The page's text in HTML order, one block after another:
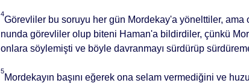
4
Görevliler bu soruyu her gün Mordekay'a yöneltti­ler, ama
nunda görevliler olup biteni Haman'a bildirdiler, çünkü
onlara söylemişti ve böyle davranmayı sürdürüp
5
Mordekayın başını eğerek ona selam vermediği­ni ve